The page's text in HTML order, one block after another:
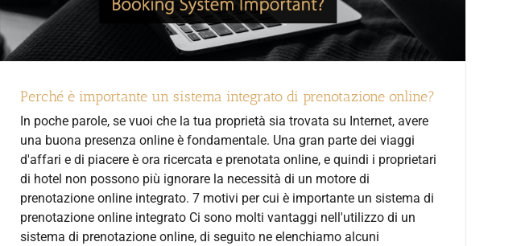
Perché è importante un sistema integrato di prenotazione online?
In poche parole, se vuoi che la tua proprietà sia trovata su Internet, avere
una buona presenza online è fondamentale. Una gran parte dei viaggi
d'affari e di piacere è ora ricercata e prenotata online, e quindi i proprietari
di hotel non possono più ignorare la necessità di un motore di
prenotazione online integrato. 7 motivi per cui è importante un sistema di
prenotazione online integrato Ci sono molti vantaggi nell'utilizzo di un
sistema di prenotazione online, di seguito ne elenchiamo alcuni